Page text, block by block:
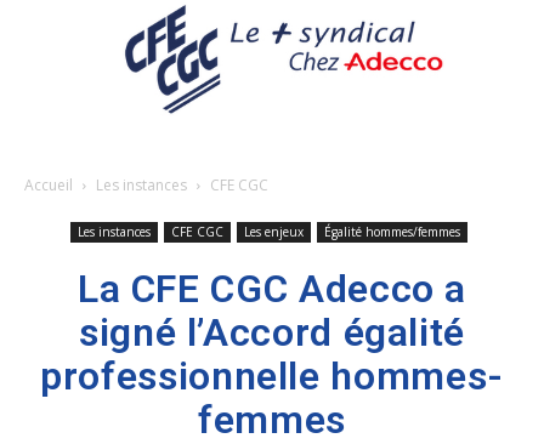
Accueil Les instances CFE CGC
Les instances CFE CGC Les enjeux Égalité hommes/femmes
La CFE CGC Adecco a
signé l’Accord égalité
professionnelle hommes-
femmes